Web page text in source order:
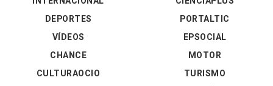
DEPORTES
VÍDEOS
PORTALTIC
EPSOCIAL
CHANCE
CULTURAOCIO
MOTOR
TURISMO